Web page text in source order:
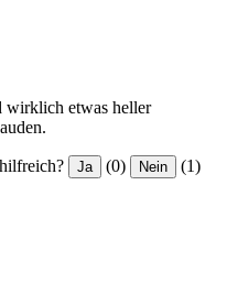
wirklich etwas heller
Ja (0) Nein (1)